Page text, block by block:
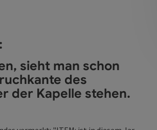
sieht man schon
des
der Kapelle stehen.